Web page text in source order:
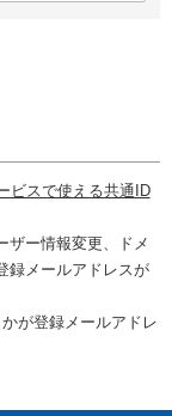
ビスで使える共通ID
ザー情報変更、ドメ
録メールアドレスが
が登録メールアドレ